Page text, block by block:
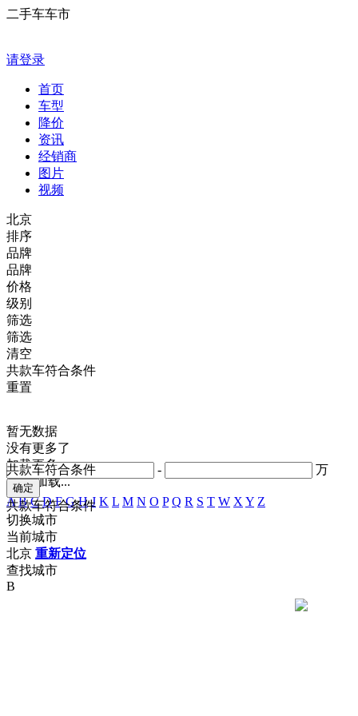
二手车车市
请登录
首页
车型
降价
资讯
经销商
图片
视频
北京
排序
品牌
品牌
价格
- 万
共款车符合条件
级别
共款车符合条件
筛选
筛选
清空
共款车符合条件
重置
暂无数据
没有更多了
加载更多
正在加载...
A B C D F G H J K L M N O P Q R S T W X Y Z
切换城市
当前城市
北京 重新定位
查找城市
B